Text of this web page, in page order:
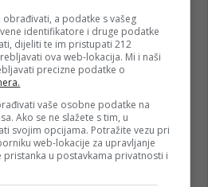
gradi BiH-Jovan Divjak“
je u posljednje 22 godine imao
2023.
cvijećem i besplatnim
na utakmicu
2025.
a podatke s vašeg
identifikatore i druge podatke
dijeliti te im pristupati 212
ova web-lokacija. Mi i naši
precizne podatke o
vaše osobne podatke na
Ako se ne slažete s tim, u
svojim opcijama. Potražite vezu pri
web-lokacije za upravljanje
u postavkama privatnosti i